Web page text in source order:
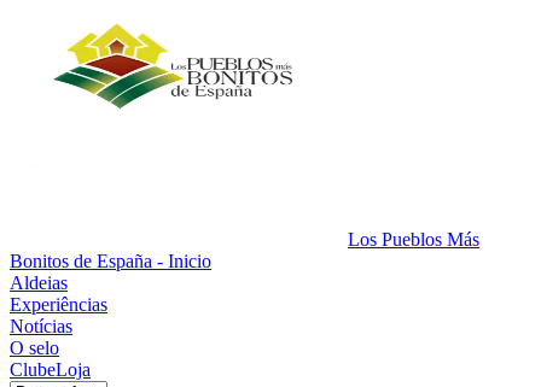
Los Pueblos Más
Bonitos de España - Inicio
Aldeias
Experiências
Notícias
O selo
ClubeLoja